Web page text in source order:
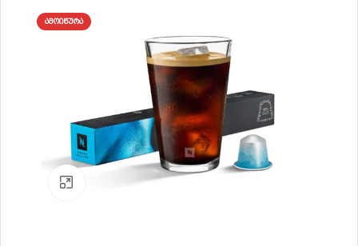
ᲐᲛᲝᲘᲬᲣᲠᲐ
Click to enlarge